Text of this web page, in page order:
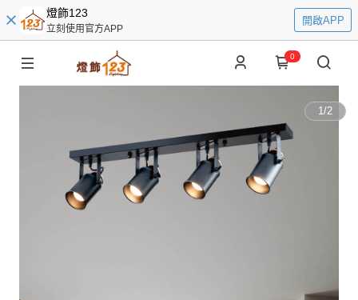
燈飾123
立刻使用官方APP
開啟APP
0
1/2